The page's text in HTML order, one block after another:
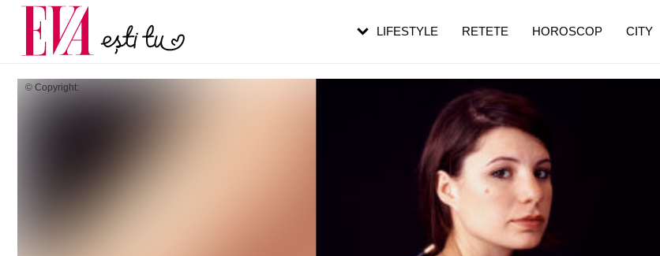
© Copyright:
LIFESTYLE RETETE HOROSCOP CITY
Carieră
Actualitate
pe măsură ce înaintezi în vârstă